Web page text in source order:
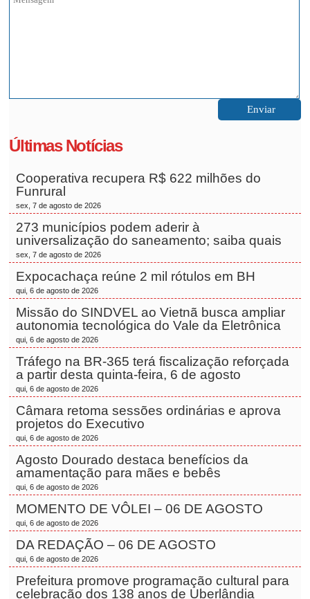
Últimas Notícias
Cooperativa recupera R$ 622 milhões do
Funrural
sex, 7 de agosto de 2026
273 municípios podem aderir à
universalização do saneamento; saiba quais
sex, 7 de agosto de 2026
Expocachaça reúne 2 mil rótulos em BH
qui, 6 de agosto de 2026
Missão do SINDVEL ao Vietnã busca ampliar
autonomia tecnológica do Vale da Eletrônica
qui, 6 de agosto de 2026
Tráfego na BR-365 terá fiscalização reforçada
a partir desta quinta-feira, 6 de agosto
qui, 6 de agosto de 2026
Câmara retoma sessões ordinárias e aprova
projetos do Executivo
qui, 6 de agosto de 2026
Agosto Dourado destaca benefícios da
amamentação para mães e bebês
qui, 6 de agosto de 2026
MOMENTO DE VÔLEI – 06 DE AGOSTO
qui, 6 de agosto de 2026
DA REDAÇÃO – 06 DE AGOSTO
qui, 6 de agosto de 2026
Prefeitura promove programação cultural para
celebração dos 138 anos de Uberlândia